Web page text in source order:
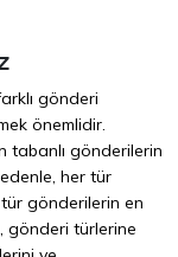
gönderi
önemlidir.
tabanlı gönderilerin
her tür
gönderilerin en
gönderi türlerine